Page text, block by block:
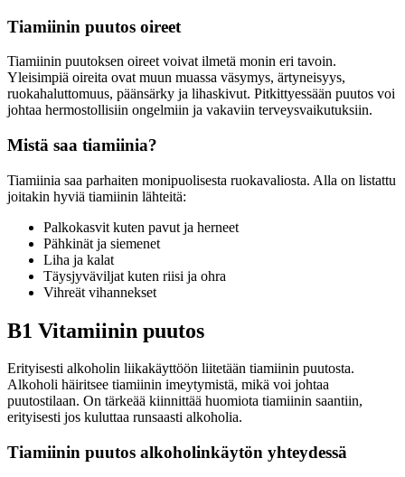
Tiamiinin puutos oireet
Tiamiinin puutoksen oireet voivat ilmetä monin eri tavoin.
Yleisimpiä oireita ovat muun muassa väsymys, ärtyneisyys,
ruokahaluttomuus, päänsärky ja lihaskivut. Pitkittyessään puutos voi
johtaa hermostollisiin ongelmiin ja vakaviin terveysvaikutuksiin.
Mistä saa tiamiinia?
Tiamiinia saa parhaiten monipuolisesta ruokavaliosta. Alla on listattu
joitakin hyviä tiamiinin lähteitä:
Palkokasvit kuten pavut ja herneet
Pähkinät ja siemenet
Liha ja kalat
Täysjyväviljat kuten riisi ja ohra
Vihreät vihannekset
B1 Vitamiinin puutos
Erityisesti alkoholin liikakäyttöön liitetään tiamiinin puutosta.
Alkoholi häiritsee tiamiinin imeytymistä, mikä voi johtaa
puutostilaan. On tärkeää kiinnittää huomiota tiamiinin saantiin,
erityisesti jos kuluttaa runsaasti alkoholia.
Tiamiinin puutos alkoholinkäytön yhteydessä